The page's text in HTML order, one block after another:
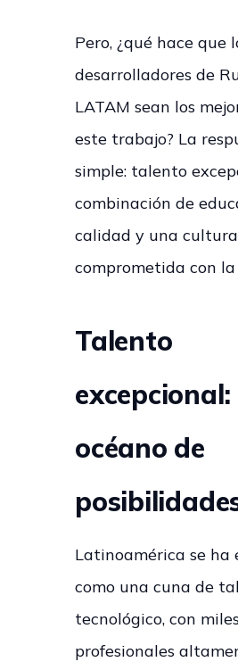
Pero, ¿qué hace que
desarrolladores de
LATAM sean los
este trabajo? La
simple: talento
combinación de
calidad y una
comprometida con
Talento
excepcional:
océano de
Latinoamérica se ha
como una cuna de
tecnológico, con
profesionales